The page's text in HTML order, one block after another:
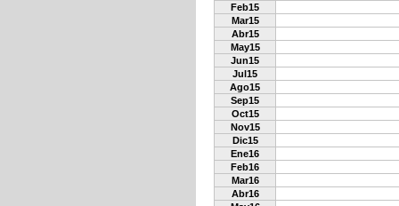
Feb15
Mar15
Abr15
May15
Jun15
Jul15
Ago15
Sep15
Oct15
Nov15
Dic15
Ene16
Feb16
Mar16
Abr16